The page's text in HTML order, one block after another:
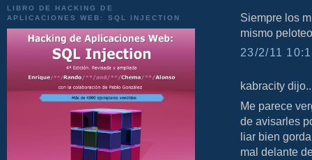
LIBRO DE HACKING DE
APLICACIONES WEB: SQL INJECTION
Siempre los
mismo
23/2/11
kabracity
Me parece
de avisarles
liar bien
mal delante